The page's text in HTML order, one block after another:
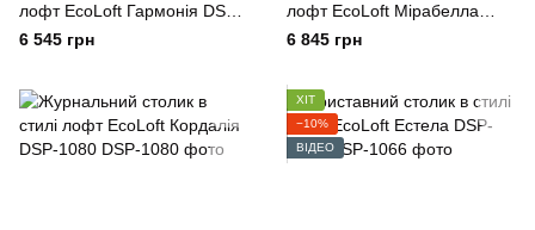
лофт EcoLoft Гармонія DSP-
1093
6 545 грн
лофт EcoLoft Мірабелла
DSP-1092
6 845 грн
ХІТ
−10%
ВІДЕО